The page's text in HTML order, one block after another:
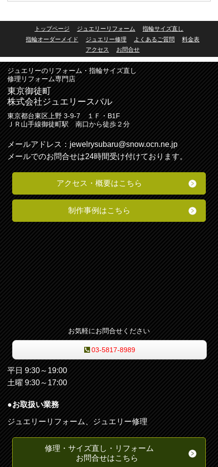
トップページ ジュエリーリフォーム
指輪サイズ直し
指輪オーダーメイド
ジュエリー修理 よくあるご質問
料金表
アクセス
お問合せ
ジュエリーのリフォーム・指輪サイズ直し
修理リフォーム専門店
東京御徒町
株式会社ジュエリースバル
東京都台東区上野 3-9-7 １Ｆ・B1F
ＪＲ山手線御徒町駅 南口から徒歩２分
メールアドレス： jewelrysubaru@snow.ocn.ne.jp
メールでのお問合せは24時間受け付けております。
アクセス・概要はこちら
制作事例はこちら
お気軽にお問合せください
03-5817-8989
平日 9:30～19:00
土曜 9:30～17:00
●お取扱い業務
ジュエリーリフォーム、ジュエリー修理
修理・サイズ直し・リフォーム
お問合せはこちら